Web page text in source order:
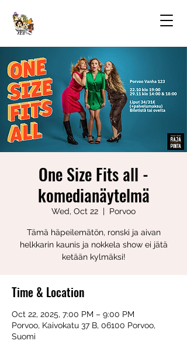
One Size Fits all -
komedianäytelmä
Wed, Oct 22
  |
Porvoo
Tämä häpeilemätön, ronski ja aivan
helkkarin kaunis ja nokkela show ei jätä
ketään kylmäksi!
Time & Location
Oct 22, 2025, 7:00 PM – 9:00 PM
Porvoo, Kaivokatu 37 B, 06100 Porvoo,
Suomi